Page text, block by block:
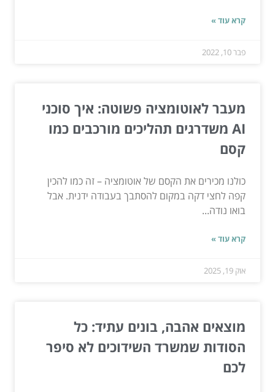
קרא עוד »
פבר 10, 2022
מעבר לאוטומציה פשוטה: איך סוכני
AI משדרגים תהליכים מורכבים כמו
קסם
כולנו מכירים את הקסם של אוטומציה – זה כמו להכין
קפה לחצי דקה במקום להסתבך בעבודה ידנית. אבל
בואו נודה...
קרא עוד »
אוק 19, 2025
מוצאים אהבה, בונים עתיד: כל
הסודות שמשרד השידוכים לא סיפר
לכם